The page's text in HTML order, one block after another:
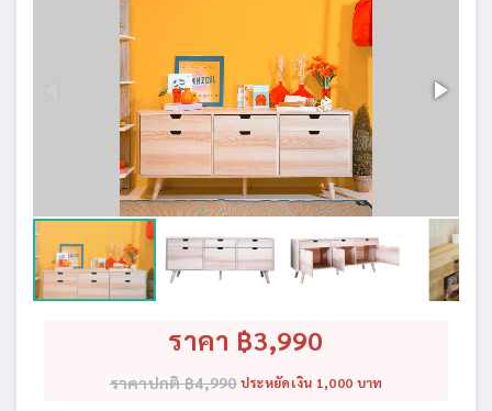
ราคา ฿3,990
ราคาปกติ ฿4,990 ประหยัดเงิน 1,000 บาท